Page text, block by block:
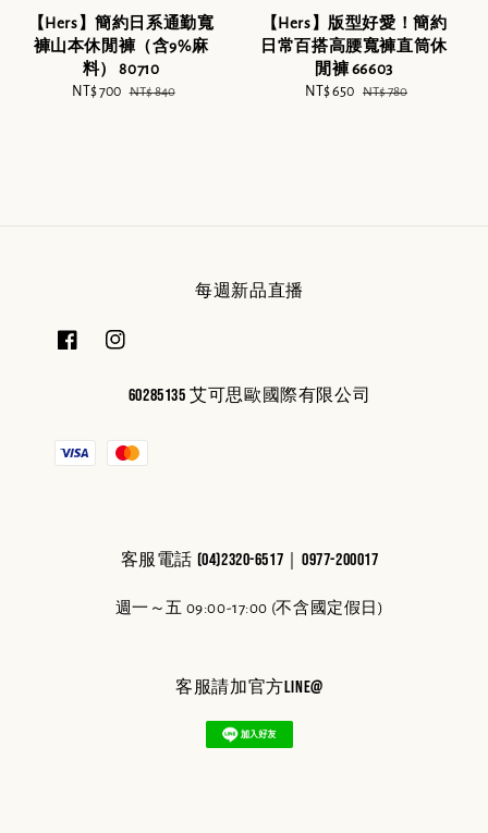
【Hers】簡約日系通勤寬
褲山本休閒褲（含9%麻
料） 80710
Sale
NT$ 700 Regular
NT$ 840
【Hers】版型好愛！簡約
日常百搭高腰寬褲直筒休
閒褲 66603
Sale
NT$ 650 Regular
NT$ 780
每週新品直播
60285135 艾可思歐國際有限公司
客服電話 (04)2320-6517｜0977-200017
週一～五 09:00-17:00 (不含國定假日)
客服請加官方line@